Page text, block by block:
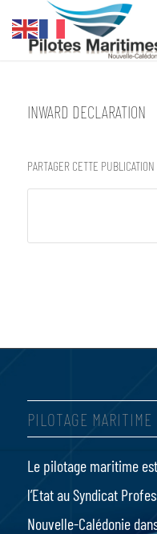
INWARD DECLARATION
PARTAGER CETTE PUBLICATION
PILOTAGE MARITIME
Le pilotage maritime
l’Etat au Syndicat
Nouvelle-Calédonie